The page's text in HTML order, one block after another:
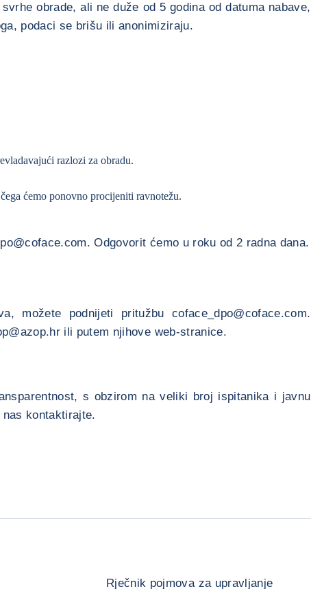
obrade, ali ne duže od 5 godina od datuma nabave,
podaci se brišu ili anonimiziraju.
razlozi za obradu.
ćemo ponovno procijeniti ravnotežu.
Odgovorit ćemo u roku od 2 radna dana.
podnijeti pritužbu coface_dpo@coface.com.
ili putem njihove web-stranice.
s obzirom na veliki broj ispitanika i javnu
kontaktirajte.
Rječnik pojmova za upravljanje